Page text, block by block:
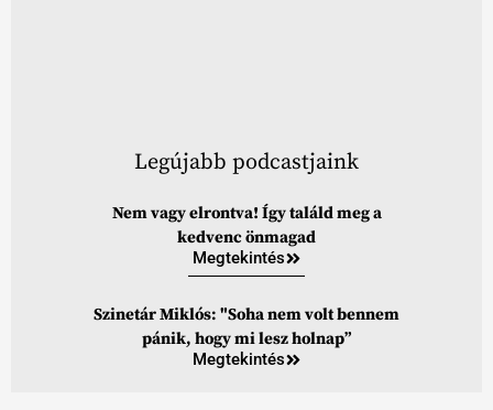
Legújabb podcastjaink
Nem vagy elrontva! Így találd meg a
kedvenc önmagad
Megtekintés
Szinetár Miklós: "Soha nem volt bennem
pánik, hogy mi lesz holnap”
Megtekintés